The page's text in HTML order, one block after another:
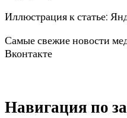
Иллюстрация к статье:
Самые свежие новости
Вконтакте
Навигация по